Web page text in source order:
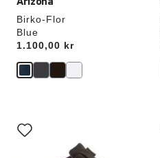
Birko-Flor
Blue
Price:
1.100,00 kr
med
swatch-